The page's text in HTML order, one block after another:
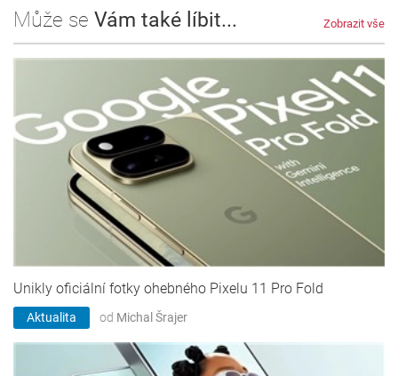
Může se Vám také líbit... Zobrazit vše
Unikly oficiální fotky ohebného Pixelu 11 Pro Fold
Aktualita od Michal Šrajer